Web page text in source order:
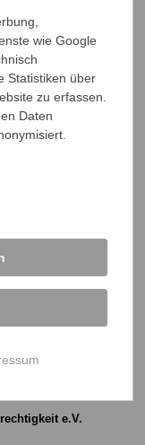
e.V.
wie Google
Statistiken über
zu erfassen.
Daten